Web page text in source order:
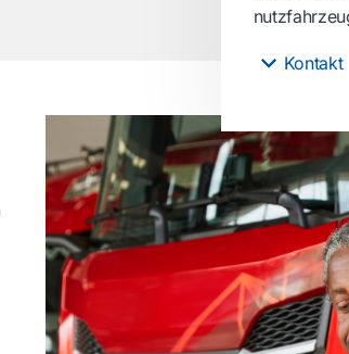
Kontakt